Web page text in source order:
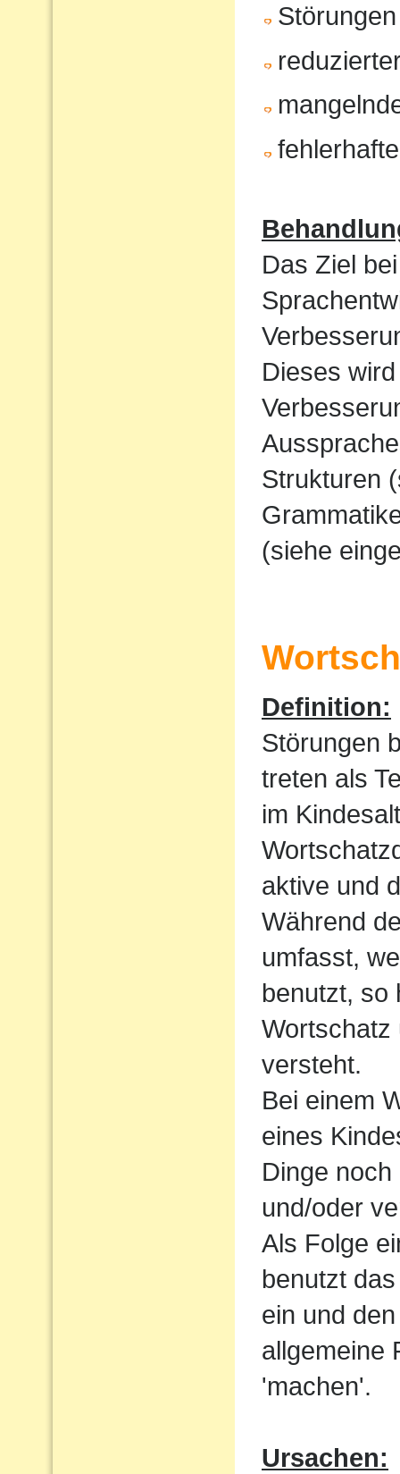
Das Ziel
Dieses
Strukturen
(siehe
Definition:
Störungen
treten als
im
aktive und
Während
umfasst,
benutzt, so
Wortschatz
versteht.
Bei einem
eines
Dinge
und/oder
Als Folge
benutzt
ein und
allgemeine
'machen'.
Ursachen: